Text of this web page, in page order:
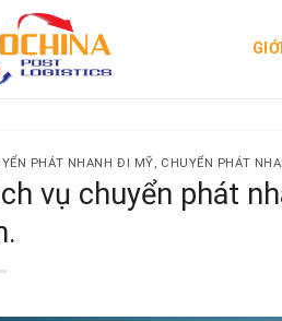
PHÁT NHANH ĐI MỸ, CHUYỂN PHÁT
vụ chuyển phát